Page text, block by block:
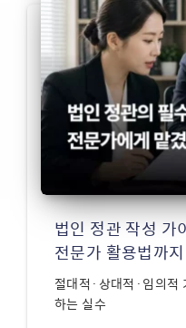
법인 정관 작성 가
전문가 활용법까지
절대적·상대적·임의적
하는 실수